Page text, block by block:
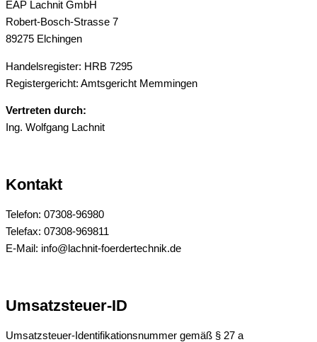
EAP Lachnit GmbH
Robert-Bosch-Strasse 7
89275 Elchingen
Handelsregister: HRB 7295
Registergericht: Amtsgericht Memmingen
Vertreten durch:
Ing. Wolfgang Lachnit
Kontakt
Telefon: 07308-96980
Telefax: 07308-969811
E-Mail: info@lachnit-foerdertechnik.de
Umsatzsteuer-ID
Umsatzsteuer-Identifikationsnummer gemäß § 27 a